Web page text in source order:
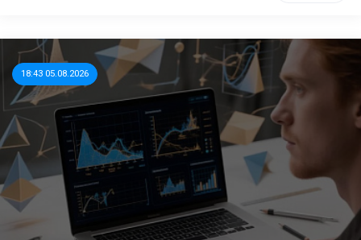
18:43 05.08.2026